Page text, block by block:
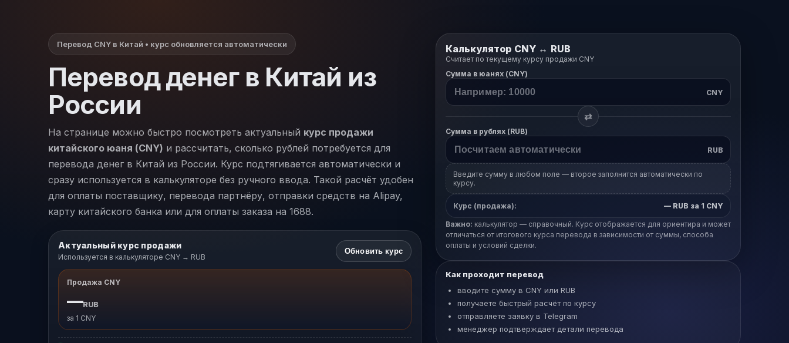
Перевод CNY в Китай • курс обновляется автоматически
Перевод денег в Китай из
России
На странице можно быстро посмотреть актуальный курс продажи
китайского юаня (CNY) и рассчитать, сколько рублей потребуется для
перевода денег в Китай из России. Курс подтягивается автоматически и
сразу используется в калькуляторе без ручного ввода. Такой расчёт удобен
для оплаты поставщику, перевода партнёру, отправки средств на Alipay,
карту китайского банка или для оплаты заказа на 1688.
Актуальный курс продажи
Используется в калькуляторе CNY → RUB
Обновить курс
Продажа CNY
—RUB
за 1 CNY
Калькулятор CNY ↔ RUB
Считает по текущему курсу продажи CNY
Сумма в юанях (CNY)
CNY
⇄
Сумма в рублях (RUB)
RUB
Введите сумму в любом поле — второе заполнится автоматически по
курсу.
Курс (продажа): —RUB за 1 CNY
Важно: калькулятор — справочный. Курс отображается для ориентира и может
отличаться от итогового курса перевода в зависимости от суммы, способа
оплаты и условий сделки.
Как проходит перевод
вводите сумму в CNY или RUB
получаете быстрый расчёт по курсу
отправляете заявку в Telegram
менеджер подтверждает детали перевода